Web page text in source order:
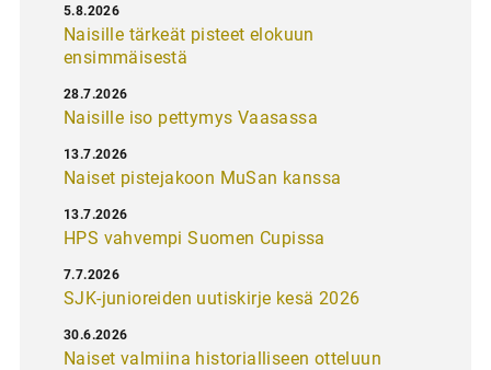
Naisille tärkeät pisteet elokuun
ensimmäisestä
5.8.2026
Naisille iso pettymys Vaasassa
28.7.2026
Naiset pistejakoon MuSan kanssa
13.7.2026
HPS vahvempi Suomen Cupissa
13.7.2026
SJK-junioreiden uutiskirje kesä 2026
7.7.2026
Naiset valmiina historialliseen otteluun
30.6.2026